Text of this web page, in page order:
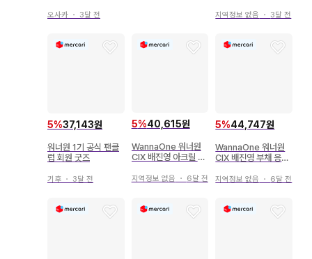
오사카 ・ 3달 전 지역정보 없음 ・ 3달 전
5%37,143원
워너원 1기 공식 팬클
럽 회원 굿즈
기후 ・ 3달 전
5%40,615원
WannaOne 워너원
CIX 배진영 아크릴 스
지역정보 없음 ・ 6달 전
5%44,747원
WannaOne 워너원
CIX 배진영 부채 응원
지역정보 없음 ・ 6달 전